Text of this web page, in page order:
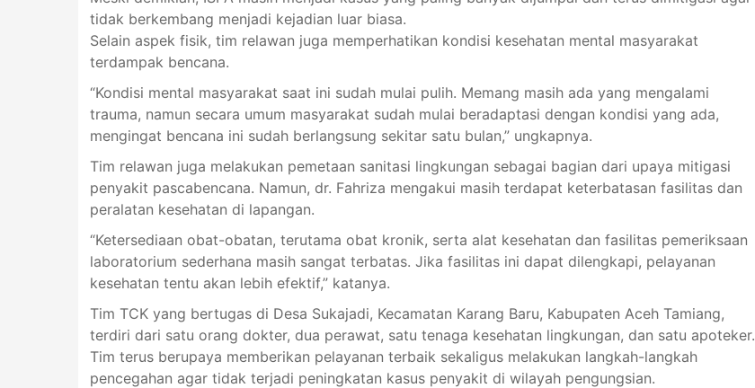
tidak berkembang menjadi kejadian luar biasa.
Selain aspek fisik, tim relawan juga memperhatikan kondisi kesehatan mental masyarakat
terdampak bencana.
“Kondisi mental masyarakat saat ini sudah mulai pulih. Memang masih ada yang mengalami
trauma, namun secara umum masyarakat sudah mulai beradaptasi dengan kondisi yang ada,
mengingat bencana ini sudah berlangsung sekitar satu bulan,” ungkapnya.
Tim relawan juga melakukan pemetaan sanitasi lingkungan sebagai bagian dari upaya mitigasi
penyakit pascabencana. Namun, dr. Fahriza mengakui masih terdapat keterbatasan fasilitas dan
peralatan kesehatan di lapangan.
“Ketersediaan obat-obatan, terutama obat kronik, serta alat kesehatan dan fasilitas pemeriksaan
laboratorium sederhana masih sangat terbatas. Jika fasilitas ini dapat dilengkapi, pelayanan
kesehatan tentu akan lebih efektif,” katanya.
Tim TCK yang bertugas di Desa Sukajadi, Kecamatan Karang Baru, Kabupaten Aceh Tamiang,
terdiri dari satu orang dokter, dua perawat, satu tenaga kesehatan lingkungan, dan satu apoteker.
Tim terus berupaya memberikan pelayanan terbaik sekaligus melakukan langkah-langkah
pencegahan agar tidak terjadi peningkatan kasus penyakit di wilayah pengungsian.